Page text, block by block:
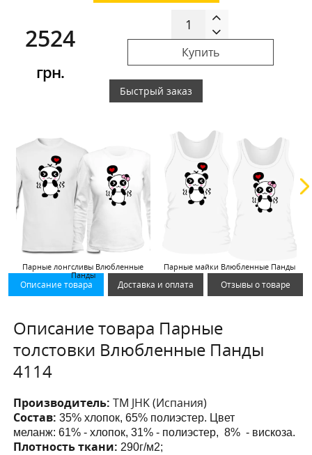
2524
грн.
Купить
Быстрый заказ
Парные лонгсливы Влюбленные
Панды
Парные майки Влюбленные Панды
Описание товара Доставка и оплата Отзывы о товаре
Описание товара Парные
толстовки Влюбленные Панды
4114
Производитель:ТМ JHK (Испания)
Состав: 35% хлопок, 65% полиэстер. Цвет
меланж:61% - хлопок, 31% - полиэстер, 8% - вискоза.
Плотность ткани: 290г/м2;